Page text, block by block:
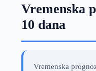
Vremenska
10 dana
Vremenska